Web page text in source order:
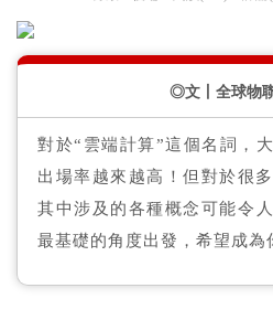
◎文丨全球物
對於“雲端計算”這個名詞，
出場率越來越高！但對於很
其中涉及的各種概念可能令
最基礎的角度出發，希望成為